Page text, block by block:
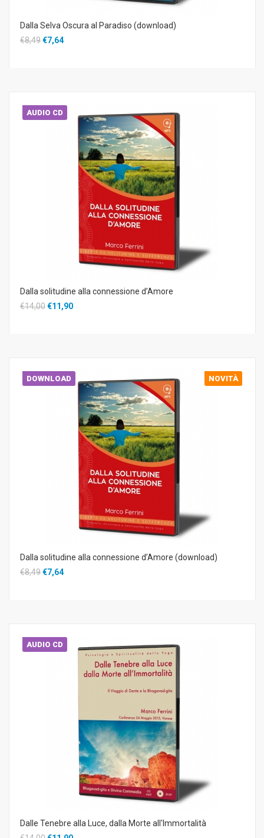
Dalla Selva Oscura al Paradiso (download)
€8,49€7,64
AUDIO CD
Dalla solitudine alla connessione d’Amore
€14,00€11,90
DOWNLOAD NOVITÀ
Dalla solitudine alla connessione d’Amore (download)
€8,49€7,64
AUDIO CD
Dalle Tenebre alla Luce, dalla Morte all'Immortalità